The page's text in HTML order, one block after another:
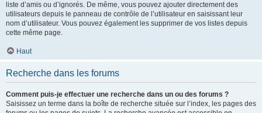
liste d’amis ou d’ignorés. De même, vous pouvez ajouter directement des
utilisateurs depuis le panneau de contrôle de l’utilisateur en saisissant leur
nom d’utilisateur. Vous pouvez également les supprimer de vos listes depuis
cette même page.
Haut
Recherche dans les forums
Comment puis-je effectuer une recherche dans un ou des forums ?
Saisissez un terme dans la boîte de recherche située sur l’index, les pages des